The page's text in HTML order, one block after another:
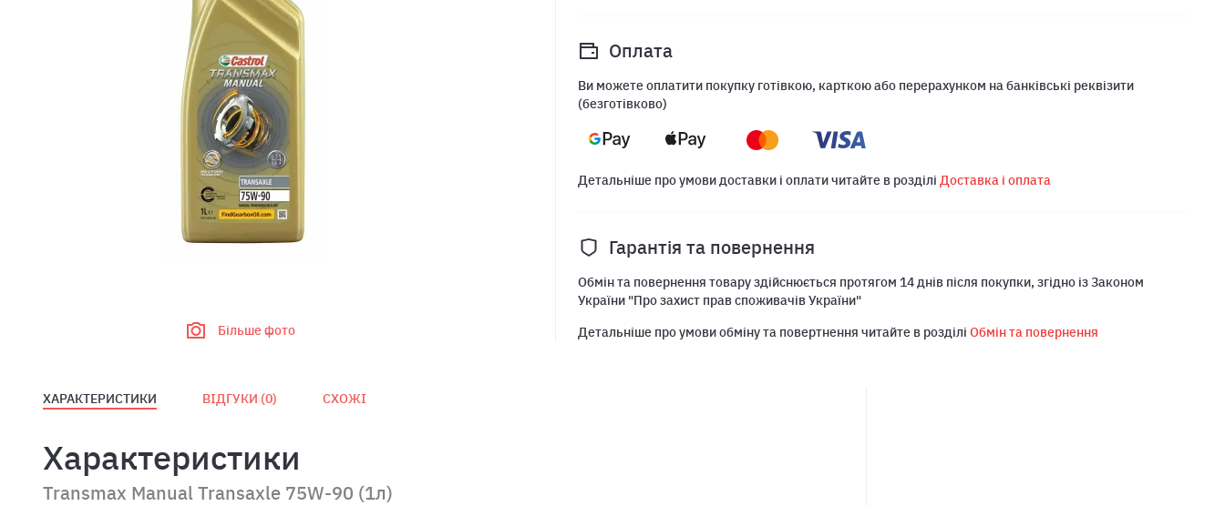
Більше фото
Оплата
Ви можете оплатити покупку готівкою, карткою або перерахунком на банківські реквізити
(безготівково)
Детальніше про умови доставки і оплати читайте в розділі Доставка і оплата
Гарантія та повернення
Обмін та повернення товару здійснюється протягом 14 днів після покупки, згідно із Законом
України "Про захист прав споживачів України"
Детальніше про умови обміну та повертнення читайте в розділі Обмін та повернення
ХАРАКТЕРИСТИКИ ВІДГУКИ (0) СХОЖІ
Характеристики
Transmax Manual Transaxle 75W-90 (1л)